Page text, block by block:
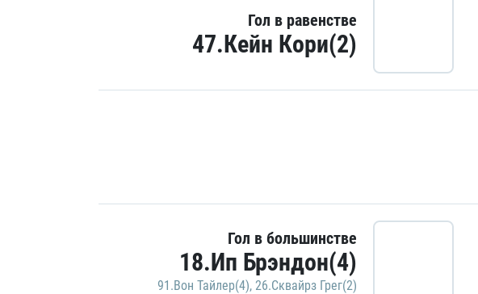
Гол в равенстве
47.Кейн Кори(2)
Гол в большинстве
18.Ип Брэндон(4)
91.Вон Тайлер(4), 26.Сквайрз Грег(2)